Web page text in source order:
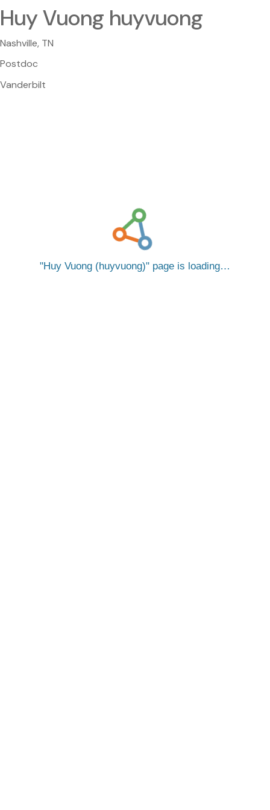
Huy Vuong huyvuong
Nashville, TN
Postdoc
Vanderbilt
Huy Vuong (huyvuong) page is loading…